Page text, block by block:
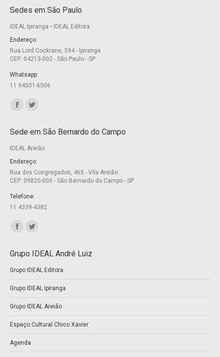
Sedes em São Paulo
IDEAL Ipiranga • IDEAL Editora
Endereço:
Rua Lord Cockrane, 594 - Ipiranga
CEP: 04213-002 - São Paulo - SP
Whatsapp:
11 94501-6006
Encontre-nos em:
opens
in
new
window
opens
in
new
window
Sede em São Bernardo do Campo
IDEAL Areião
Endereço:
Rua dos Congregados, 465 - Vila Areião
CEP: 09820-000 - São Bernardo do Campo - SP
Telefone:
11 4339-4382
Encontre-nos em:
opens
in
opens
in
Grupo IDEAL André Luiz
Grupo IDEAL Editora
Grupo IDEAL Ipiranga
Grupo IDEAL Areião
Espaço Cultural Chico Xavier
Agenda